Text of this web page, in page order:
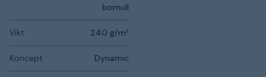
bomull
Vikt 240 g/m²
Koncept Dynamic